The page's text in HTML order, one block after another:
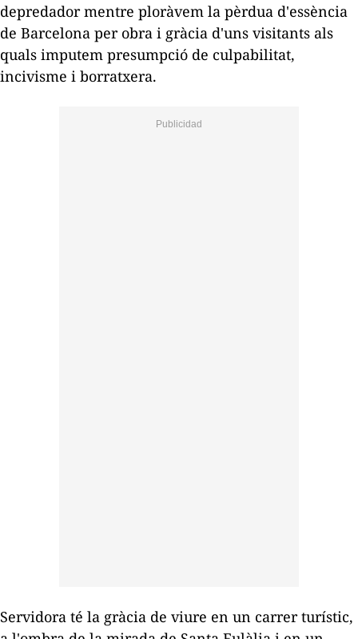
depredador mentre ploràvem la pèrdua d'essència
de Barcelona per obra i gràcia d'uns visitants als
quals imputem presumpció de culpabilitat,
incivisme i borratxera.
Servidora té la gràcia de viure en un carrer turístic,